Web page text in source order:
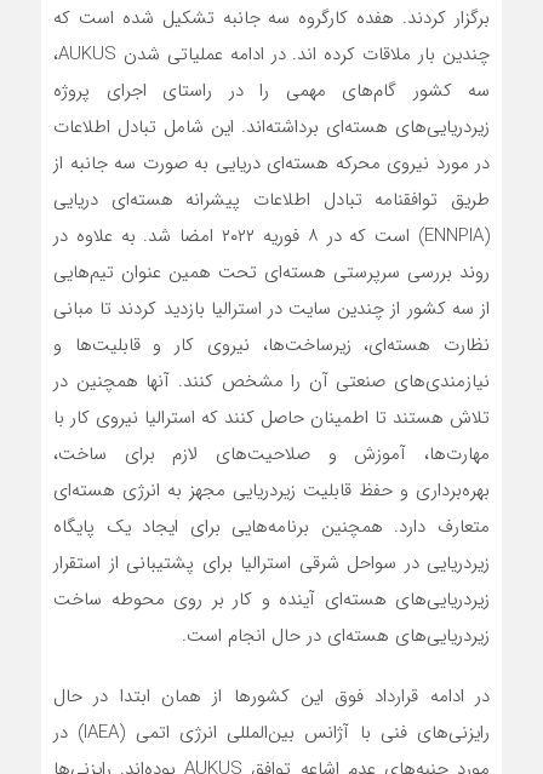
برگزار کردند. هفده کارگروه سه جانبه تشکیل شده است که
چندین بار ملاقات کرده اند. در ادامه عملیاتی شدن AUKUS،
سه کشور گام‌های مهمی را در راستای اجرای پروژه
زیردریایی‌های ‌هسته‌ای برداشته‌اند. این شامل تبادل اطلاعات
در مورد نیروی محرکه ‌هسته‌ای دریایی به صورت سه جانبه از
طریق توافقنامه تبادل اطلاعات پیشرانه ‌هسته‌ای دریایی
(ENNPIA) است که در ۸ فوریه ۲۰۲۲ امضا شد. به علاوه در
روند بررسی سرپرستی هسته‌ای تحت همین عنوان تیم‌هایی
از سه کشور از چندین سایت در استرالیا بازدید کردند تا مبانی
نظارت هسته‌ای، زیرساخت‌ها، نیروی کار و قابلیت‌ها و
نیازمندی‌های صنعتی آن را مشخص کنند. آنها همچنین در
تلاش هستند تا اطمینان حاصل کنند که استرالیا نیروی کار با
مهارت‌ها، آموزش و صلاحیت‌های لازم برای ساخت،
بهره‌برداری و حفظ قابلیت زیردریایی مجهز به انرژی هسته‌ای
متعارف دارد. همچنین برنامه‌هایی برای ایجاد یک پایگاه
زیردریایی در سواحل شرقی استرالیا برای پشتیبانی از استقرار
زیردریایی‌های هسته‌ای آینده و کار بر روی محوطه ساخت
زیردریایی‌های ‌هسته‌ای در حال انجام است.
در ادامه قرارداد فوق این کشورها از همان ابتدا در حال
رایزنی‌های فنی با آژانس بین‌المللی انرژی اتمی (IAEA) در